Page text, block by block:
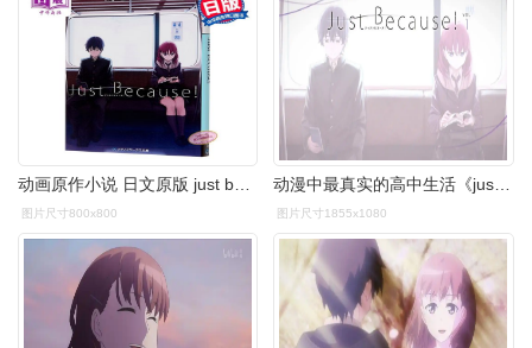
动画原作小说 日文原版 just because 鴨志田一
图片尺寸800x800
动漫中最真实的高中生活《just because》
图片尺寸1855x1080